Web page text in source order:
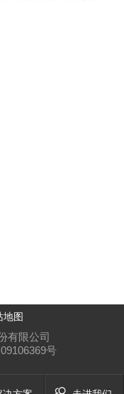
地图
有限公司
号